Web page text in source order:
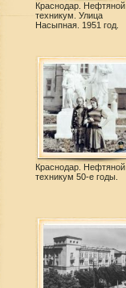
Краснодар. Нефтяной
техникум. Улица
Насыпная. 1951 год.
Краснодар. Нефтяной
техникум 50-е годы.